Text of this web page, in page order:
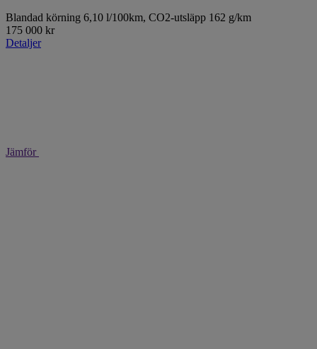
Blandad körning 6,10 l/100km, CO2-utsläpp 162 g/km
175 000 kr
Detaljer
Jämför